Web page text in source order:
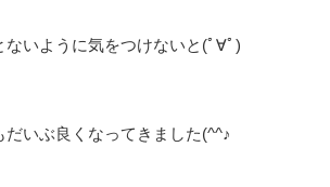
ないように気をつけないと(ﾟ∀ﾟ)
いぶ良くなってきました(^^♪